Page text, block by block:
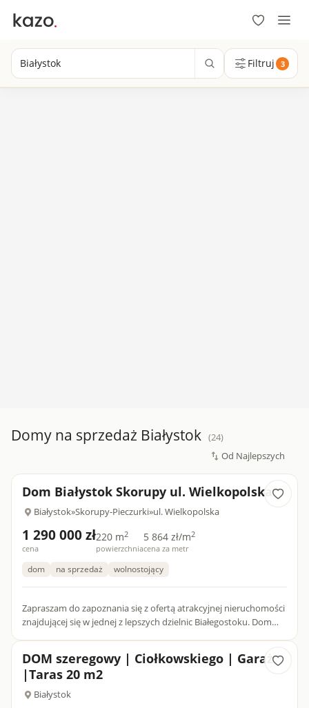
Białystok Filtruj 3
Domy na sprzedaż Białystok (24)
Dom Białystok Skorupy ul. Wielkopolska
Białystok»Skorupy-Pieczurki»ul. Wielkopolska
1 290 000 zł
cena
220 m2
powierzchnia
5 864 zł/m2
cena za metr
dom na sprzedaż wolnostojący
Zapraszam do zapoznania się z ofertą atrakcyjnej nieruchomości
znajdującej się w jednej z lepszych dzielnic Białegostoku. Dom
DOM szeregowy | Ciołkowskiego | Garaż
|Taras 20 m2
Białystok